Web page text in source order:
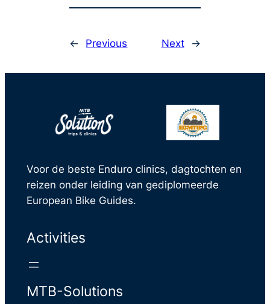
← Previous Next →
Voor de beste Enduro clinics, dagtochten en
reizen onder leiding van gediplomeerde
European Bike Guides.
Activities
MTB-Solutions